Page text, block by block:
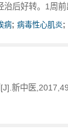
治后好转。1周
病; 病毒性心肌炎;
新中医